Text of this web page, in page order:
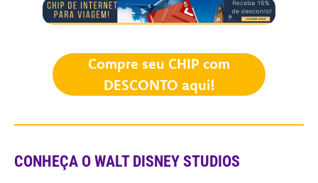
Compre seu CHIP com
DESCONTO aqui!
CONHEÇA O WALT DISNEY STUDIOS